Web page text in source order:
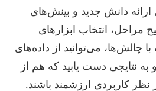
دانش جدید و بینش‌های
انتخاب ابزارهای
چالش‌ها، می‌توانید از داده‌های
به نتایجی دست یابید که هم از
کاربردی ارزشمند باشند.